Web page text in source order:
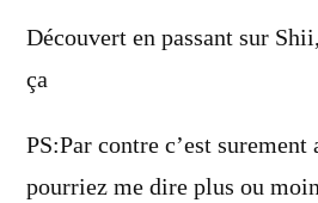
Découvert en passant sur
ça
PS:Par contre c’est surement
pourriez me dire plus ou